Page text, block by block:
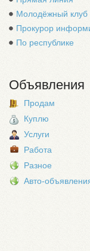
Молодёжный клуб
Прокурор
По республике
Объявления
Продам
Куплю
Услуги
Работа
Разное
Авто-